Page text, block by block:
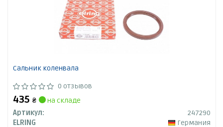
Сальник коленвала
0 отзывов
435 ₴
на складе
Артикул:
247290
ELRING
Германия